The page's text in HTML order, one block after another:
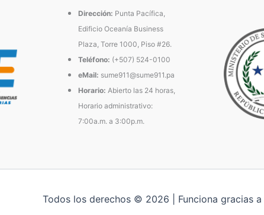
Dirección: Punta Pacífica,
Edificio Oceanía Business
Plaza, Torre 1000, Piso #26.
Teléfono: (+507) 524-0100
eMail: sume911@sume911.pa
Horario: Abierto las 24 horas,
Horario administrativo:
7:00a.m. a 3:00p.m.
Todos los derechos © 2026 | Funciona gracias a